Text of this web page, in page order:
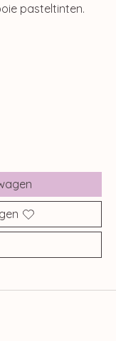
pasteltinten.